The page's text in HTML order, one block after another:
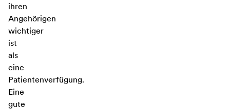
ihren
Angehörigen
wichtiger
ist
als
eine
Patientenverfügung.
Eine
gute